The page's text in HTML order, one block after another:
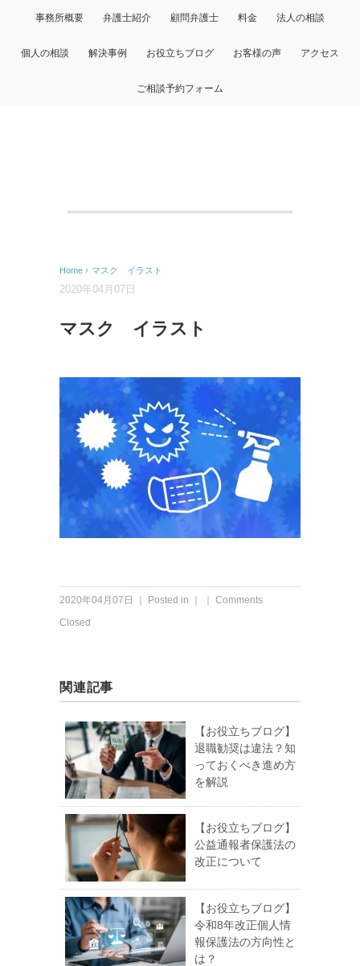
事務所概要 弁護士紹介 顧問弁護士 料金 法人の相談
個人の相談 解決事例 お役立ちブログ お客様の声 アクセス
ご相談予約フォーム
Home › マスク イラスト
2020年04月07日
マスク イラスト
2020年04月07日 ｜ Posted in ｜ ｜ Comments
Closed
関連記事
【お役立ちブログ】
退職勧奨は違法？知
っておくべき進め方
を解説
【お役立ちブログ】
公益通報者保護法の
改正について
【お役立ちブログ】
令和8年改正個人情
報保護法の方向性と
は？